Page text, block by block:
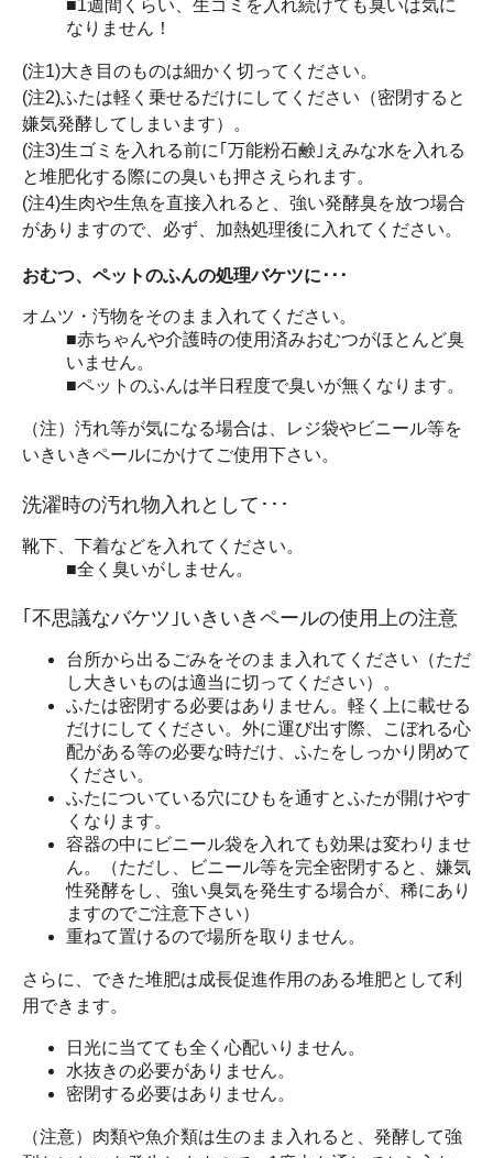
■1週間くらい、生ゴミを入れ続けても臭いは気に
なりません！
(注1)大き目のものは細かく切ってください。
(注2)ふたは軽く乗せるだけにしてください（密閉すると
嫌気発酵してしまいます）。
(注3)生ゴミを入れる前に｢万能粉石鹸｣えみな水を入れる
と堆肥化する際にの臭いも押さえられます。
(注4)生肉や生魚を直接入れると、強い発酵臭を放つ場合
がありますので、必ず、加熱処理後に入れてください。
おむつ、ペットのふんの処理バケツに･･･
オムツ・汚物をそのまま入れてください。
■赤ちゃんや介護時の使用済みおむつがほとんど臭
いません。
■ペットのふんは半日程度で臭いが無くなります。
（注）汚れ等が気になる場合は、レジ袋やビニール等を
いきいきペールにかけてご使用下さい。
洗濯時の汚れ物入れとして･･･
靴下、下着などを入れてください。
■全く臭いがしません。
｢不思議なバケツ｣いきいきペールの使用上の注意
台所から出るごみをそのまま入れてください（ただ
し大きいものは適当に切ってください）。
ふたは密閉する必要はありません。軽く上に載せる
だけにしてください。外に運び出す際、こぼれる心
配がある等の必要な時だけ、ふたをしっかり閉めて
ください。
ふたについている穴にひもを通すとふたが開けやす
くなります。
容器の中にビニール袋を入れても効果は変わりませ
ん。（ただし、ビニール等を完全密閉すると、嫌気
性発酵をし、強い臭気を発生する場合が、稀にあり
ますのでご注意下さい）
重ねて置けるので場所を取りません。
さらに、できた堆肥は成長促進作用のある堆肥として利
用できます。
日光に当てても全く心配いりません。
水抜きの必要がありません。
密閉する必要はありません。
（注意）肉類や魚介類は生のまま入れると、発酵して強